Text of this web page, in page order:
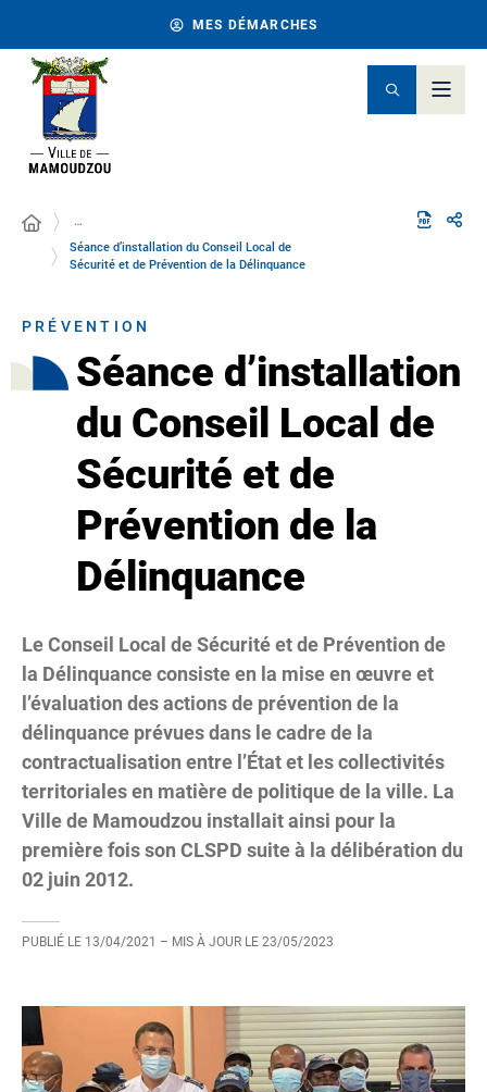
MES DÉMARCHES
…
Séance d’installation du Conseil Local de
Sécurité et de Prévention de la Délinquance
PRÉVENTION
Séance d’installation
du Conseil Local de
Sécurité et de
Prévention de la
Délinquance
Le Conseil Local de Sécurité et de Prévention de
la Délinquance consiste en la mise en œuvre et
l’évaluation des actions de prévention de la
délinquance prévues dans le cadre de la
contractualisation entre l’État et les collectivités
territoriales en matière de politique de la ville. La
Ville de Mamoudzou installait ainsi pour la
première fois son CLSPD suite à la délibération du
02 juin 2012.
PUBLIÉ LE 13/04/2021 – MIS À JOUR LE 23/05/2023